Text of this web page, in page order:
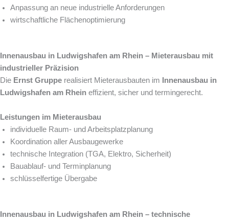
Anpassung an neue industrielle Anforderungen
wirtschaftliche Flächenoptimierung
Innenausbau in Ludwigshafen am Rhein – Mieterausbau mit
industrieller Präzision
Die Ernst Gruppe realisiert Mieterausbauten im
Innenausbau in
Ludwigshafen am Rhein effizient, sicher und termingerecht.
Leistungen im Mieterausbau
individuelle Raum- und Arbeitsplatzplanung
Koordination aller Ausbaugewerke
technische Integration (TGA, Elektro, Sicherheit)
Bauablauf- und Terminplanung
schlüsselfertige Übergabe
Innenausbau in Ludwigshafen am Rhein – technische